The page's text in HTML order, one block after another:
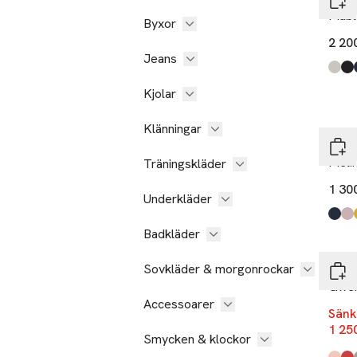
Byxor
Jeans
Kjolar
Klänningar
Träningskläder
Underkläder
Badkläder
Sovkläder & morgonrockar
Accessoarer
Smycken & klockor
2
svart
mörk
1
Dark
Clay
1